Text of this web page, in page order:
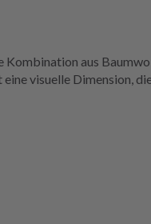
aus
visuelle Dimension,